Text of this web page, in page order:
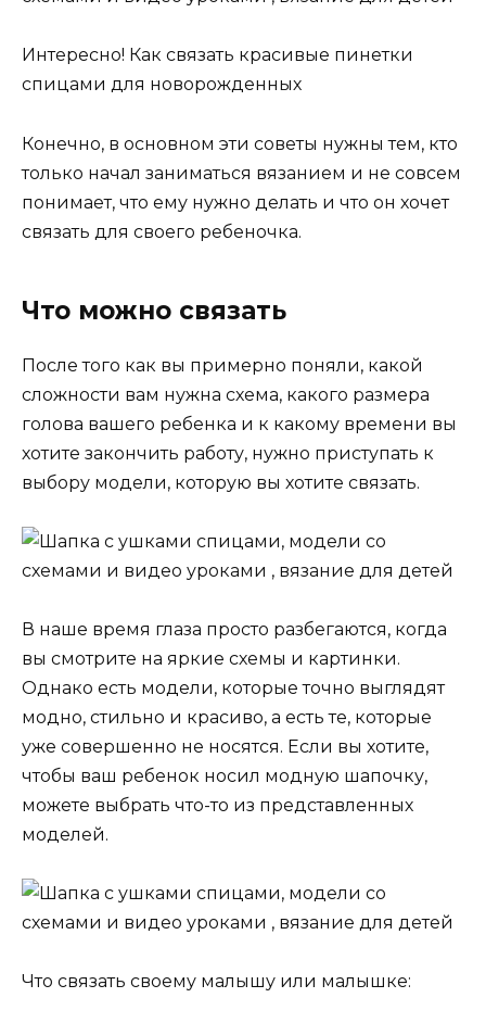
Интересно! Как связать красивые пинетки
спицами для новорожденных
Конечно, в основном эти советы нужны тем, кто
только начал заниматься вязанием и не совсем
понимает, что ему нужно делать и что он хочет
связать для своего ребеночка.
Что можно связать
После того как вы примерно поняли, какой
сложности вам нужна схема, какого размера
голова вашего ребенка и к какому времени вы
хотите закончить работу, нужно приступать к
выбору модели, которую вы хотите связать.
В наше время глаза просто разбегаются, когда
вы смотрите на яркие схемы и картинки.
Однако есть модели, которые точно выглядят
модно, стильно и красиво, а есть те, которые
уже совершенно не носятся. Если вы хотите,
чтобы ваш ребенок носил модную шапочку,
можете выбрать что-то из представленных
моделей.
Что связать своему малышу или малышке: